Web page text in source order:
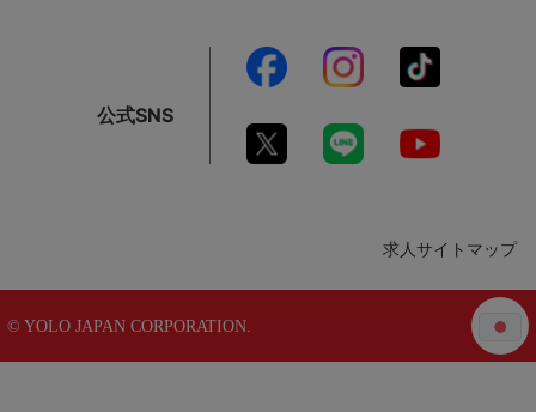
公式SNS
求人サイトマップ
© YOLO JAPAN CORPORATION.